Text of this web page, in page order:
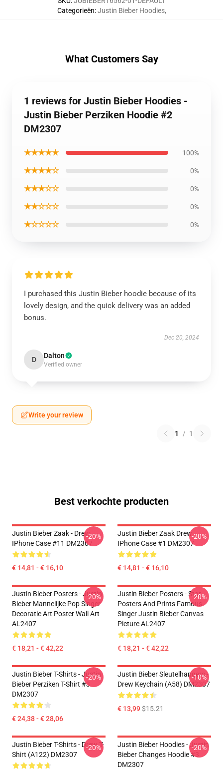
Categorieën:Justin Bieber Hoodies,
What Customers Say
1 reviews for Justin Bieber Hoodies -
Justin Bieber Perziken Hoodie #2
DM2307
★★★★★ 100%
★★★★☆ 0%
★★★☆☆ 0%
★★☆☆☆ 0%
★☆☆☆☆ 0%
I purchased this Justin Bieber hoodie because of its
lovely design, and the quick delivery was an added
bonus.
Dec 20, 2024
D Dalton
Verified owner
Write your review
1 / 1
Best verkochte producten
Justin Bieber Zaak - Drew
IPhone Case #11 DM2307
€ 14,81 - € 16,10
-20%
Justin Bieber Zaak Drew
IPhone Case #1 DM2307
€ 14,81 - € 16,10
-20%
Justin Bieber Posters - Justin
Bieber Mannelijke Pop Singer
Decoratie Art Poster Wall Art
AL2407
€ 18,21 - € 42,22
-20%
Justin Bieber Posters - Star
Posters And Prints Famous
Singer Justin Bieber Canvas
Picture AL2407
€ 18,21 - € 42,22
-20%
Justin Bieber T-Shirts - Justin
Bieber Perziken T-Shirt #3
DM2307
€ 24,38 - € 28,06
-20%
Justin Bieber Sleutelhangers -
Drew Keychain (A58) DM2307
€ 13,99$15.21
-10%
Justin Bieber T-Shirts - Drew T-
Shirt (A122) DM2307
-20%
Justin Bieber Hoodies - Justin
Bieber Changes Hoodie #3
DM2307
-20%